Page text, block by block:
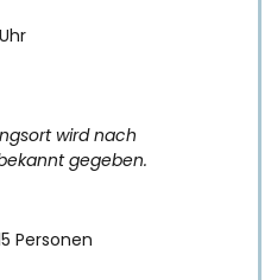
wird nach
gegeben.
Personen